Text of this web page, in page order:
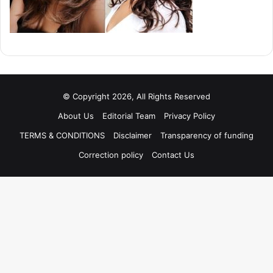
© Copyright 2026, All Rights Reserved
About Us
Editorial Team
Privacy Policy
TERMS & CONDITIONS
Disclaimer
Transparency of funding
Correction policy
Contact Us